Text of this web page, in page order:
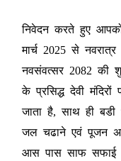
निवेदन करते हुए
मार्च 2025 से
नवसंवत्सर 2082 की
के प्रसिद्ध देवी
जाता है, साथ ही बडी
जल चढाने एवं पूजन
आस पास साफ सफाई